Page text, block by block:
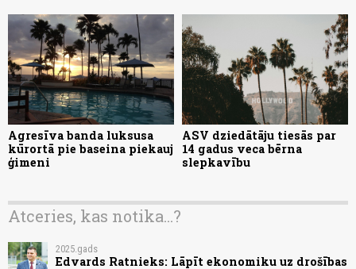
Agresīva banda luksusa
kūrortā pie baseina piekauj
ģimeni
ASV dziedātāju tiesās par
14 gadus veca bērna
slepkavību
Atceries, kas notika...?
2025.gads
Edvards Ratnieks: Lāpīt ekonomiku uz drošības